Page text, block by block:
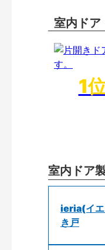
室内ドア
室内ドア
ieria(イエ
き戸